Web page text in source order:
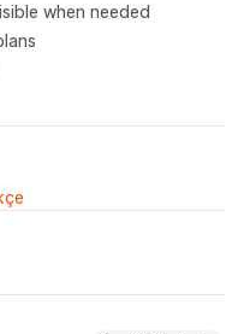
when needed